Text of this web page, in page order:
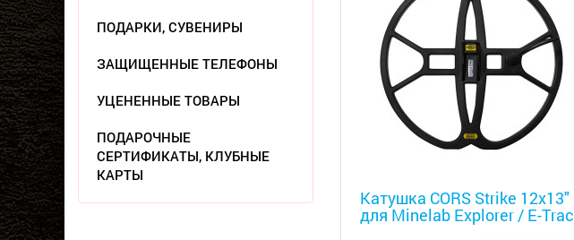
ПОДАРКИ, СУВЕНИРЫ
ЗАЩИЩЕННЫЕ ТЕЛЕФОНЫ
УЦЕНЕННЫЕ ТОВАРЫ
ПОДАРОЧНЫЕ
СЕРТИФИКАТЫ, КЛУБНЫЕ
КАРТЫ
Катушка CORS Strike 12x13"
для Minelab Explorer / E-Trac